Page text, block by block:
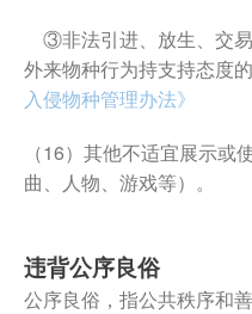
③非法引进、放生、交
外来物种行为持支持态度
入侵物种管理办法》
（16）其他不适宜展示或
曲、人物、游戏等）。
违背公序良俗
公序良俗，指公共秩序和